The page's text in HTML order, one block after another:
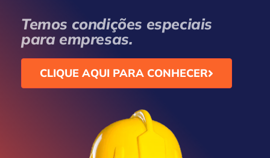
Temos condições especiais
para empresas.
CLIQUE AQUI PARA CONHECER